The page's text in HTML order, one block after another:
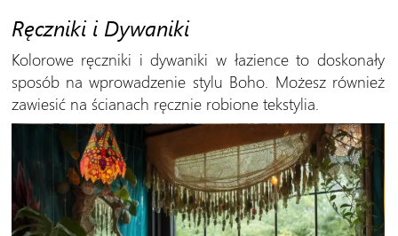
Ręczniki i Dywaniki
Kolorowe ręczniki i dywaniki w łazience to doskonały
sposób na wprowadzenie stylu Boho. Możesz również
zawiesić na ścianach ręcznie robione tekstylia.